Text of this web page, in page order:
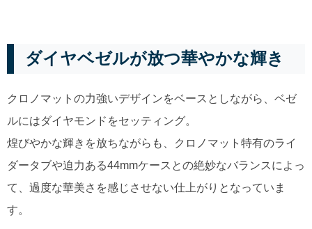
ダイヤベゼルが放つ華やかな輝き
クロノマットの力強いデザインをベースとしながら、ベゼ
ルにはダイヤモンドをセッティング。
煌びやかな輝きを放ちながらも、クロノマット特有のライ
ダータブや迫力ある44mmケースとの絶妙なバランスによっ
て、過度な華美さを感じさせない仕上がりとなっていま
す。